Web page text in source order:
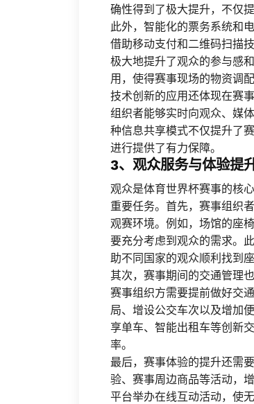
确性得到了极大提升，不仅
此外，智能化的票务系统和
借助移动支付和二维码扫描
极大地提升了观众的参与感
用，使得赛事现场的物资调
技术创新的应用还体现在赛
组织者能够实时向观众、媒
种信息共享模式不仅提升了
进行提供了有力保障。
3、观众服务与体验提
观众是体育世界杯赛事的核
重要任务。首先，赛事组织
观赛环境。例如，场馆的座
要充分考虑到观众的需求。
助不同国家的观众顺利找到
其次，赛事期间的交通管理
赛事组织方需要提前做好交
局、增设公交车次以及增加
享单车、智能出租车等创新
率。
最后，赛事体验的提升还需
验、赛事周边商品等活动，
平台举办在线互动活动，使